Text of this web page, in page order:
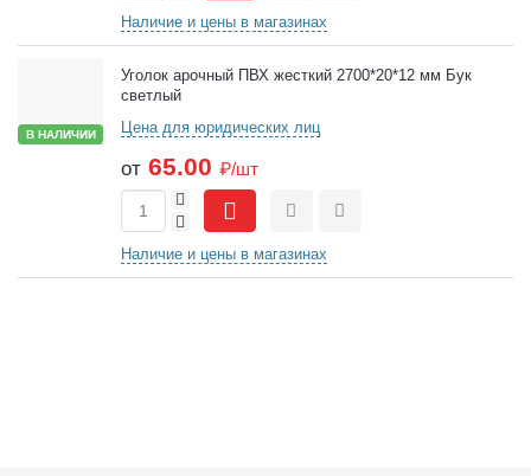
Наличие и цены в магазинах
В НАЛИЧИИ
Уголок арочный ПВХ жесткий 2700*20*12 мм Бук
светлый
Цена для юридических лиц
от 65.00 ₽/шт
-
+
СравнитьОтложить
Наличие и цены в магазинах